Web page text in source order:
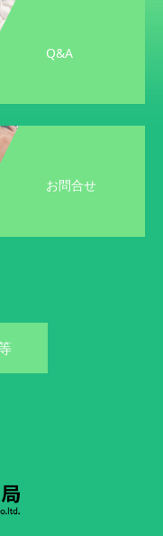
Q&A
お問合せ